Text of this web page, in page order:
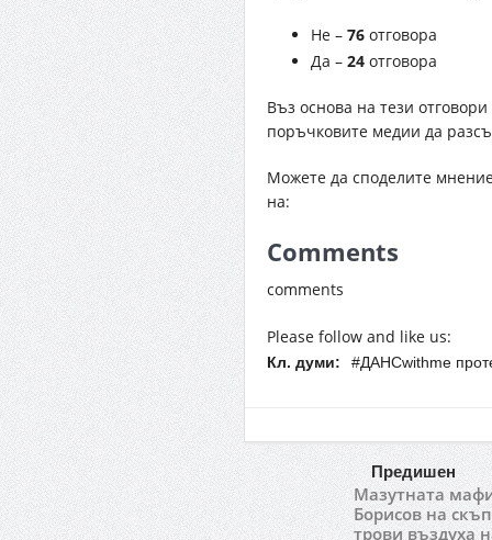
Не – 76 отговора
Да – 24 отговора
Въз основа на тези
поръчковите медии да
Можете да споделите
на:
Comments
comments
Please follow and like us:
Кл. думи: #ДАНСwithme
Предишен
Мазутната
Борисов на
трови въздуха